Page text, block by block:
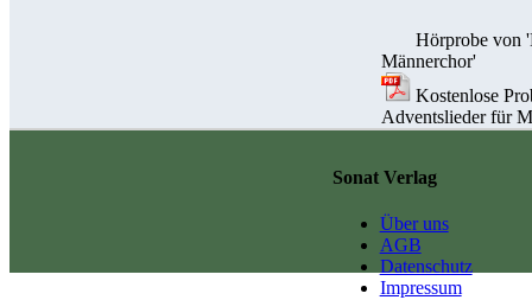
Hörprobe von
Männerchor'
Kostenlose
Adventslieder für
Sonat Verlag
Über uns
AGB
Datenschutz
Impressum